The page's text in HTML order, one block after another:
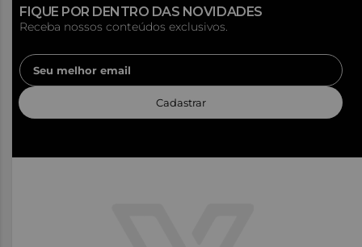
FIQUE POR DENTRO DAS NOVIDADES
Receba nossos conteúdos exclusivos.
Cadastrar